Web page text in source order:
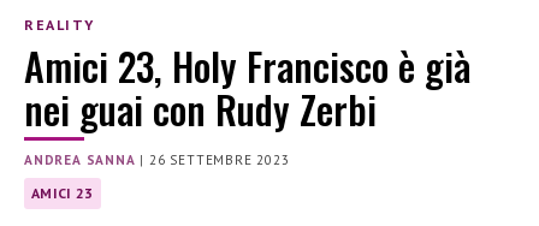
REALITY
Amici 23, Holy Francisco è già
nei guai con Rudy Zerbi
ANDREA SANNA |26 SETTEMBRE 2023
AMICI 23